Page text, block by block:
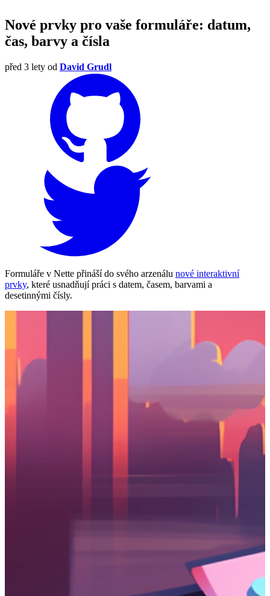
Nové prvky pro vaše formuláře: datum,
čas, barvy a čísla
před 3 lety od David Grudl
Formuláře v Nette přináší do svého arzenálu nové interaktivní
prvky, které usnadňují práci s datem, časem, barvami a
desetinnými čísly.